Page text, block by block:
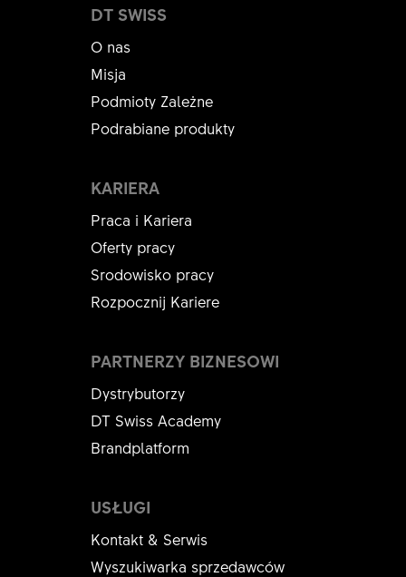
DT SWISS
O nas
Misja
Podmioty Zależne
Podrabiane produkty
KARIERA
Praca i Kariera
Oferty pracy
Srodowisko pracy
Rozpocznij Kariere
USŁUGI
Kontakt & Serwis
Wyszukiwarka sprzedawców
PARTNERZY BIZNESOWI
Dystrybutorzy
DT Swiss Academy
Brandplatform